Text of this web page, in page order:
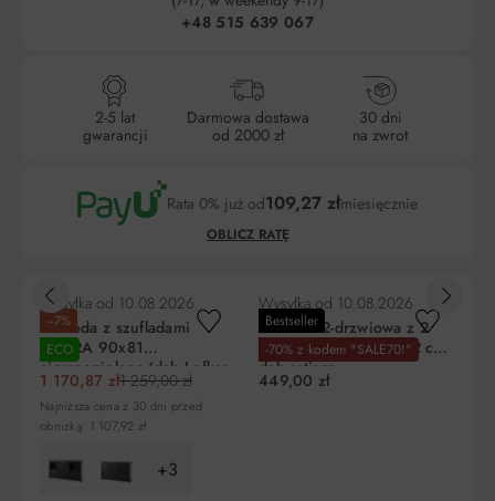
+48 515 639 067
2-5 lat
gwarancji
Darmowa dostawa
od 2000 zł
30 dni
na zwrot
Rata 0% już od109,27 złmiesięcznie
OBLICZ RATĘ
Liczba
rat
Miesięczna
rata
RRSO
5 327,80 zł
−7%
ECO
Wysyłka od 10.08.2026
Komoda z szufladami
EVORA 90x81
ciemnozielona/dąb Lefkas
1 170,87 zł1 259,00 zł
Najniższa cena z 30 dni przed
obniżką: 1 107,92 zł
+3
Bestseller
-70% z kodem "SALE70!"
Wysyłka od 10.08.2026
Komoda 2-drzwiowa z 2
szufladami LOFT 01 72 cm
dąb artisan
449,00 zł